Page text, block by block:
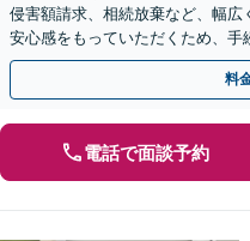
侵害額請求、相続放棄など、幅
安心感をもっていただくため、
丁寧な対応を心がけています。【
料
電話で面談予約